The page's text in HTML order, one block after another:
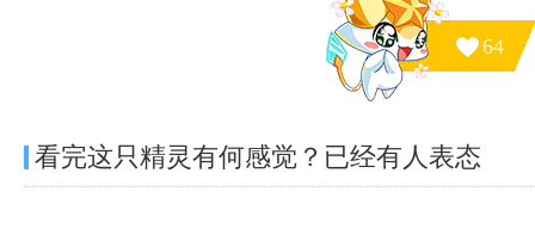
64
看完这只精灵有何感觉？已经有人表态